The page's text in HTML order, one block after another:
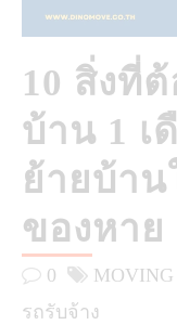
10 สิ่งที่
บ้าน 1 เ
ย้ายบ้าน
ของหาย
0 MOVING
รถรับจ้าง